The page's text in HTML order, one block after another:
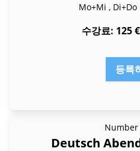
Mo+Mi , Di+Do
수강료 125
등록
Number
Deutsch